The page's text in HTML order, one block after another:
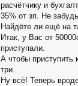
расчётчику и
35% от зп. Не
Найдёте ли ещё на
Итак, у Вас от
приступали.
А чтобы приступить
три.
Ну всё! Теперь